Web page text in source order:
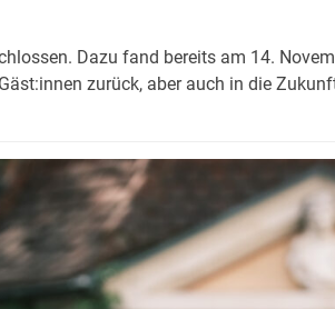
Dazu fand bereits am 14.
zurück, aber auch in die